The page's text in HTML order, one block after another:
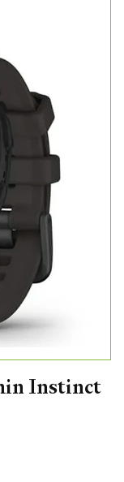
Instinct